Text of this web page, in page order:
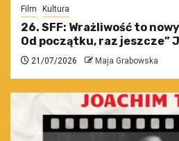
Film Kultura
26. SFF: Wrażliwość to
Od początku, raz jeszcze”
21/07/2026 Maja Grabowska